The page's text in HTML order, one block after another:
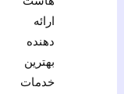
ارائه
دهنده
بهترین
خدمات